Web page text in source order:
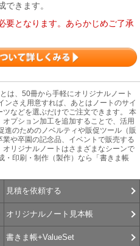
できます。
要となります。あらかじめご了承
は、50冊から手軽にオリジナルノート
ンさえ用意すれば、あとはノートのサイ
などを選ぶだけでご注文できます。 本
プション加工を追加することで、活用
進のためのノベルティや販促ツール（販
や卒園の記念品、イベントで販売する
リジナルノートはさまざまなシーンで
・印刷・制作（製作）なら「書きま帳
見積を依頼する
オリジナルノート見本帳
書きま帳+ValueSet